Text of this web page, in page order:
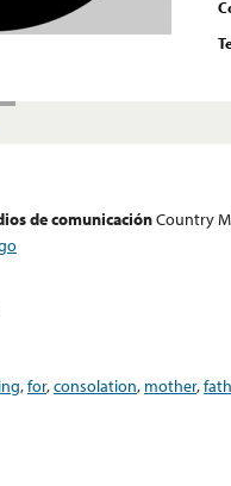
de comunicaciónCountry
,for,consolation, mother,